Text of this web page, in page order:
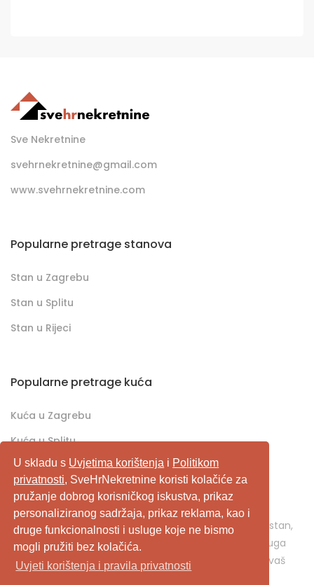
U skladu s Uvjetima korištenja i Politikom
privatnosti, SveHrNekretnine koristi kolačiće za
pružanje dobrog korisničkog iskustva, prikaz
personaliziranog sadržaja, prikaz reklama, kao i
druge funkcionalnosti i usluge koje ne bismo
mogli pružiti bez kolačića.
Uvjeti korištenja i pravila privatnosti
Sve Nekretnine
svehrnekretnine@gmail.com
www.svehrnekretnine.com
Popularne pretrage stanova
Stan u Zagrebu
Stan u Splitu
Stan u Rijeci
Popularne pretrage kuća
Kuća u Zagrebu
Kuća u Splitu
Kuća u Rijeci
SveHrNekretnine.com predstavlja sveobuhvatan
pretraživač/oglašivač nekretnina. Ukoliko je u pitanju stan,
kuća, vikendica, zemljište, poslovni prostor, ili neka druga
nekretnina, svehrnekretnine.com je pravo mjesto za vaš